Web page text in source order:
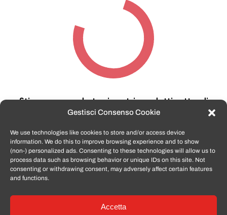
Gestisci Consenso Cookie
We use technologies like cookies to store and/or access device
information. We do this to improve browsing experience and to show
(non-) personalized ads. Consenting to these technologies will allow us to
process data such as browsing behavior or unique IDs on this site. Not
consenting or withdrawing consent, may adversely affect certain features
and functions.
Accetta
Stiamo cercando tra i nostri prodotti, attendi
qualche secondo…
TomatoSmartphone.itè lo shop n.1 in italia per
smartphone ricondizionati garantiti e certificati
di tutte le marche,APPLE, SAMSUNG, HUAWEI,
ONEPLUS, XIAOMI e tanto altro